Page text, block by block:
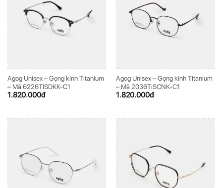
Agog Unisex – Gọng kính Titanium
– Mã 6226TISDKK-C1
1.820.000đ
Agog Unisex – Gọng kính Titanium
– Mã 2036TiSCNK-C1
1.820.000đ